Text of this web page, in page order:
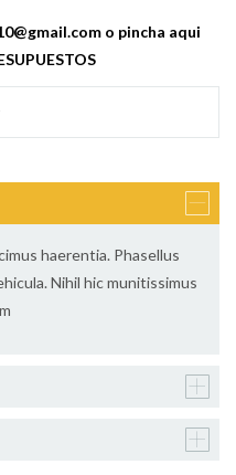
o pincha aqui
haerentia. Phasellus
Nihil hic munitissimus